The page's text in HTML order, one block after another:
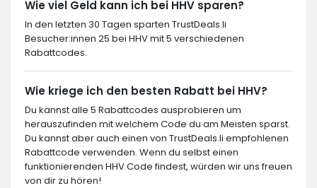
Wie viel Geld kann ich bei HHV sparen?
In den letzten 30 Tagen sparten TrustDeals.li
Besucher:innen 25 bei HHV mit 5 verschiedenen
Rabattcodes.
Wie kriege ich den besten Rabatt bei HHV?
Du kannst alle 5 Rabattcodes ausprobieren um
herauszufinden mit welchem Code du am Meisten sparst.
Du kannst aber auch einen von TrustDeals.li empfohlenen
Rabattcode verwenden. Wenn du selbst einen
funktionierenden HHV Code findest, würden wir uns freuen
von dir zu hören!